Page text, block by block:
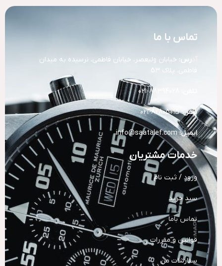
تماس با ما
رس: خیابان ولیعصر، خیابان فاطمی، نرسیده به میدان
فاطمی، پلاک 53
تلفن:82805015-021
ایمیل: info@saatalef.com
خدمات مشتریان
ورود / ثبت نام
سبد خرید
تماس باما
قوانین و مقررات
سفارشات من